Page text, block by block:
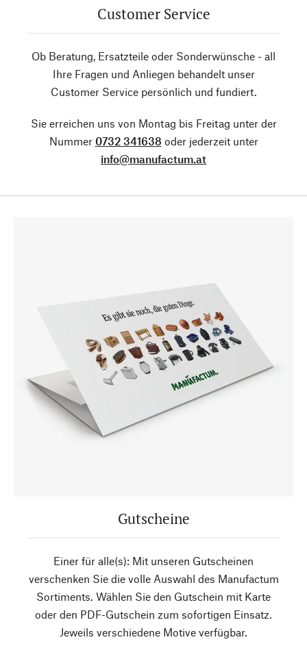
Customer Service
Ob Beratung, Ersatzteile oder Sonderwünsche - all
Ihre Fragen und Anliegen behandelt unser
Customer Service persönlich und fundiert.
Sie erreichen uns von Montag bis Freitag unter der
Nummer 0732 341638 oder jederzeit unter
info@manufactum.at
Gutscheine
Einer für alle(s): Mit unseren Gutscheinen
verschenken Sie die volle Auswahl des Manufactum
Sortiments. Wählen Sie den Gutschein mit Karte
oder den PDF-Gutschein zum sofortigen Einsatz.
Jeweils verschiedene Motive verfügbar.